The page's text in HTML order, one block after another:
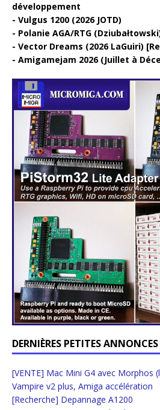
développement
Vulgus 1200 (2026 JOTD)
Polanie AGA/RTG
Vector Dreams (2026 LaGuiri)
Amigamejam 2026 (Juillet à
DERNIÈRES PETITES ANNONCES
[VENTE] Mac Mini G4 avec Morphos
Vampire v2 plus, Amiga accélération
[Recherche] Depannage A1200